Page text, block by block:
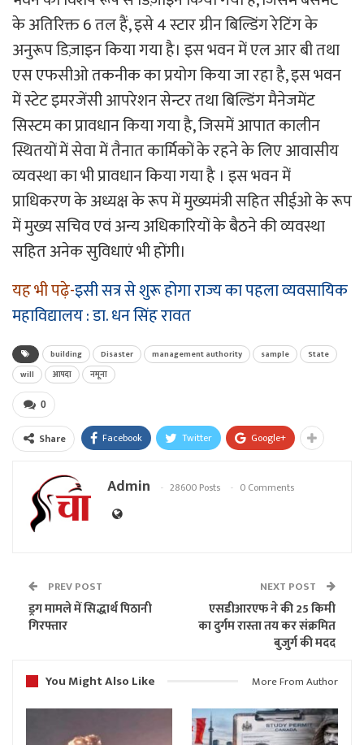
के अतिरिक्त 6 तल हैं, इसे 4 स्टार ग्रीन बिल्डिंग रेटिंग के
अनुरूप डिज़ाइन किया गया है। इस भवन में एल आर बी तथा
एस एफसीओ तकनीक का प्रयोग किया जा रहा है, इस भवन
में स्टेट इमरजेंसी आपरेशन सेन्टर तथा बिल्डिंग मैनेजमेंट
सिस्टम का प्रावधान किया गया है, जिसमें आपात कालीन
स्थितयों में सेवा में तैनात कार्मिकों के रहने के लिए आवासीय
व्यवस्था का भी प्रावधान किया गया है । इस भवन में
प्राधिकरण के अध्यक्ष के रूप में मुख्यमंत्री सहित सीईओ के रूप
में मुख्य सचिव एवं अन्य अधिकारियों के बैठने की व्यवस्था
सहित अनेक सुविधाएं भी होंगी।
यह भी पढ़े-इसी सत्र से शुरू होगा राज्य का पहला व्यवसायिक
महाविद्यालय : डा. धन सिंह रावत
building Disaster management authority sample
State
will
आपदा नमूना
0
Share Facebook Twitter Google+
Admin 28600 Posts 0 Comments
PREV POST
ड्रग मामले में सिद्धार्थ पिठानी
गिरफ्तार
NEXT POST
एसडीआरएफ ने की 25 किमी
का दुर्गम रास्ता तय कर संक्रमित
बुजुर्ग की मदद
You Might Also Like
More From Author